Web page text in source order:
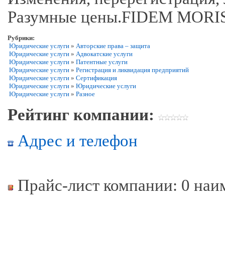
Разумные цены.FIDEM
Рубрики:
Юридические услуги » Авторские права – защита
Юридические услуги » Адвокатские услуги
Юридические услуги » Патентные услуги
Юридические услуги » Регистрация и ликвидация предприятий
Юридические услуги » Сертификация
Юридические услуги » Юридические услуги
Юридические услуги » Разное
Рейтинг компании:
Адрес и телефон
Прайс-лист компании: 0